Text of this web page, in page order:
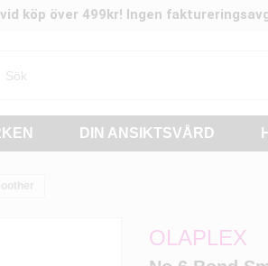
köp över 499kr! Ingen
DIN ANSIKTSVÅRD
OLAPLEX